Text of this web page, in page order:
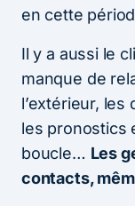
en cette
Il y a aussi le
manque de
l’extérieur, les
les pronostics
boucle… Les
contacts,